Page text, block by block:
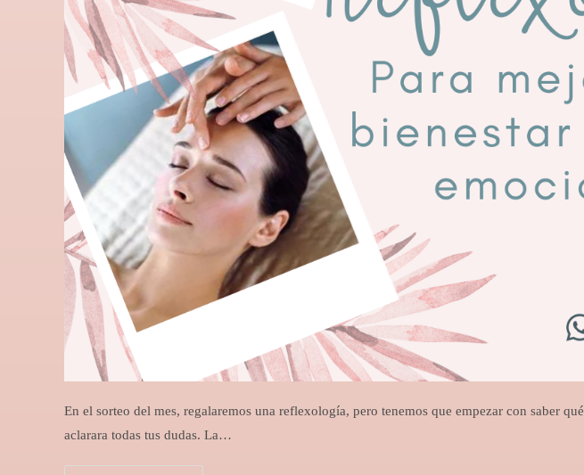
En el sorteo del mes, regalaremos una reflexología, pero tenemos que empezar con saber
aclarara todas tus dudas. La…